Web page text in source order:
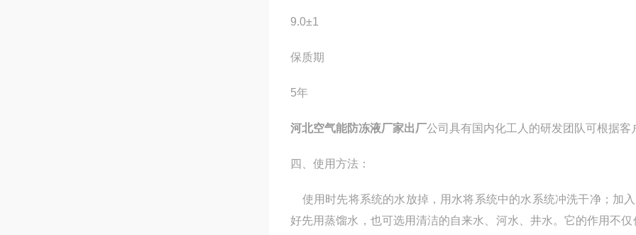
9.0±1
保质期
5年
河北空气能防冻液厂家出厂公司具有国内化工人的研发团队可根据客
四、使用方法：
使用时先将系统的水放掉，用水将系统中的水系统冲洗干净；加
好先用蒸馏水，也可选用清洁的自来水、河水、井水。它的作用不